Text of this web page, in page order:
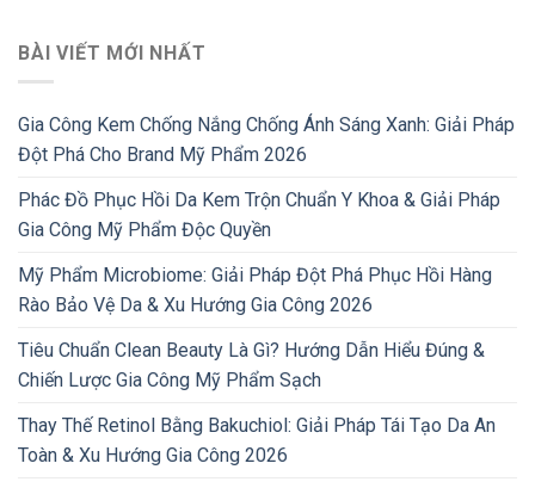
BÀI VIẾT MỚI NHẤT
Gia Công Kem Chống Nắng Chống Ánh Sáng Xanh: Giải Pháp
Đột Phá Cho Brand Mỹ Phẩm 2026
Phác Đồ Phục Hồi Da Kem Trộn Chuẩn Y Khoa & Giải Pháp
Gia Công Mỹ Phẩm Độc Quyền
Mỹ Phẩm Microbiome: Giải Pháp Đột Phá Phục Hồi Hàng
Rào Bảo Vệ Da & Xu Hướng Gia Công 2026
Tiêu Chuẩn Clean Beauty Là Gì? Hướng Dẫn Hiểu Đúng &
Chiến Lược Gia Công Mỹ Phẩm Sạch
Thay Thế Retinol Bằng Bakuchiol: Giải Pháp Tái Tạo Da An
Toàn & Xu Hướng Gia Công 2026